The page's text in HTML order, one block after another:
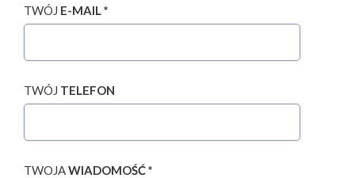
TWÓJ E-MAIL *
TWÓJ TELEFON
TWOJAWIADOMOŚĆ *